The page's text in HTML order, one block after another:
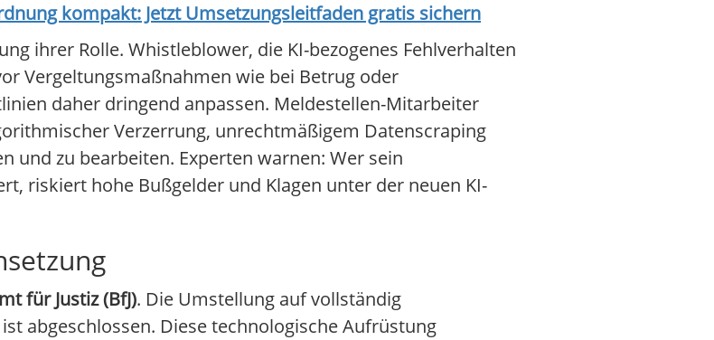
kompakt: Jetzt Umsetzungsleitfaden gratis sichern
ihrer Rolle. Whistleblower, die KI-bezogenes Fehlverhalten
Vergeltungsmaßnahmen wie bei Betrug oder
daher dringend anpassen. Meldestellen-Mitarbeiter
Verzerrung, unrechtmäßigem Datenscraping
und zu bearbeiten. Experten warnen: Wer sein
riskiert hohe Bußgelder und Klagen unter der neuen KI-
für Justiz (BfJ). Die Umstellung auf vollständig
abgeschlossen. Diese technologische Aufrüstung